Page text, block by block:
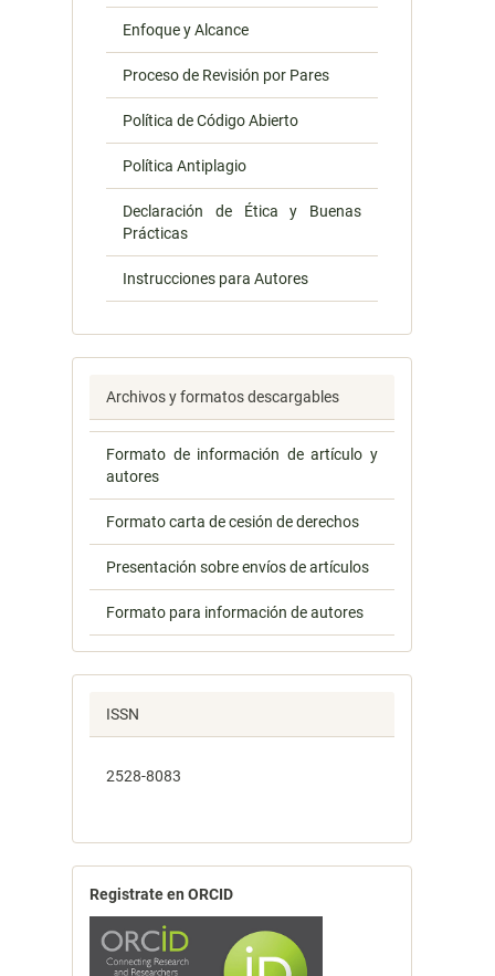
Enfoque y Alcance
Proceso de Revisión por Pares
Política de Código Abierto
Política Antiplagio
Declaración de Ética y Buenas
Prácticas
Instrucciones para Autores
Archivos y formatos descargables
Formato de información de artículo y
autores
Formato carta de cesión de derechos
Presentación sobre envíos de artículos
Formato para información de autores
ISSN
2528-8083
Registrate en ORCID